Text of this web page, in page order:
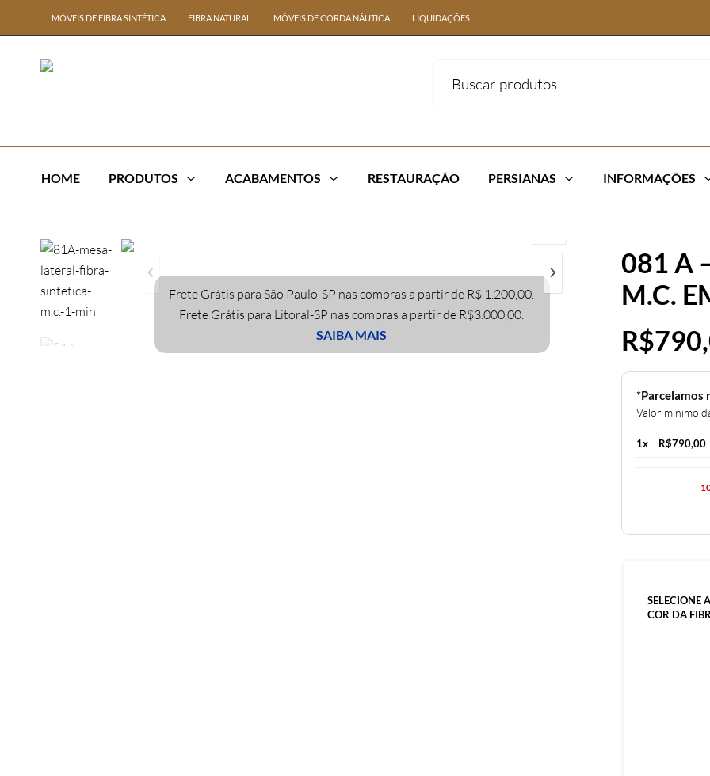
MÓVEIS DE FIBRA SINTÉTICA FIBRA NATURAL MÓVEIS DE CORDA NÁUTICA LIQUIDAÇÕES
HOME PRODUTOS ACABAMENTOS RESTAURAÇÃO PERSIANAS INFORMAÇÕES
Frete Grátis para São Paulo-SP nas compras a partir de R$ 1.200,00.
Frete Grátis para Litoral-SP nas compras a partir de R$3.000,00.
SAIBA MAIS
081 A
M.C.
R$
*Parcelamos
Valor mínimo
1x R$790,00
SELECIONE A
COR DA